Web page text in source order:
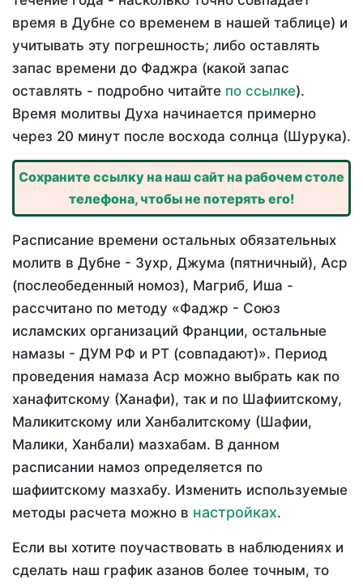
время в Дубне со временем в нашей таблице) и
учитывать эту погрешность; либо оставлять
запас времени до Фаджра (какой запас
оставлять - подробно читайте по ссылке).
Время молитвы Духа начинается примерно
через 20 минут после восхода солнца (Шурука).
Сохраните ссылку на наш сайт на рабочем столе
телефона, чтобы не потерять его!
Расписание времени остальных обязательных
молитв в Дубне - Зухр, Джума (пятничный), Аср
(послеобеденный номоз), Магриб, Иша -
рассчитано по методу «Фаджр - Союз
исламских организаций Франции, остальные
намазы - ДУМ РФ и РТ (совпадают)». Период
проведения намаза Аср можно выбрать как по
ханафитскому (Ханафи), так и по Шафиитскому,
Маликитскому или Ханбалитскому (Шафии,
Малики, Ханбали) мазхабам. В данном
расписании намоз определяется по
шафиитскому мазхабу. Изменить используемые
методы расчета можно в настройках.
Если вы хотите поучаствовать в наблюдениях и
сделать наш график азанов более точным, то